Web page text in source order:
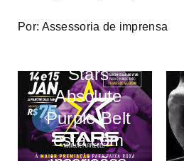
Por: Assessoria de imprensa
Stars
Absolute
Purple Belt
está com